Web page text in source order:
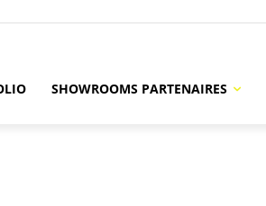
SHOWROOMS PARTENAIRES